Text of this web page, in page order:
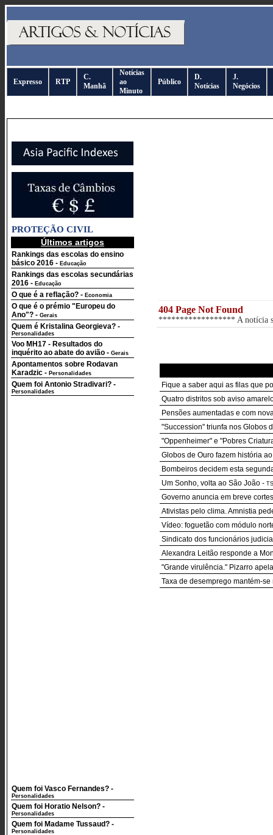
Expresso RTP
C.
Manhã
Notícias
ao
Minuto
Público
D.
Notícias
J.
Negócios
PROTEÇÃO CIVIL
Últimos artigos
Rankings das escolas do ensino
básico 2016 - Educação
Rankings das escolas secundárias
2016 - Educação
O que é a reflação? - Economia
O que é o prémio "Europeu do
Ano"? - Gerais
Quem é Kristalina Georgieva? -
Personalidades
Voo MH17 - Resultados do
inquérito ao abate do avião - Gerais
Apontamentos sobre Rodavan
Karadzic - Personalidades
Quem foi Antonio Stradivari? -
Personalidades
Quem foi Vasco Fernandes? -
Personalidades
Quem foi Horatio Nelson? -
Personalidades
Quem foi Madame Tussaud? -
Personalidades
404 Page Not Found
****************** A notícia
Fique a saber aqui as filas que
Quatro distritos sob aviso
Pensões aumentadas e com
"Succession" triunfa nos Globos
"Oppenheimer" e "Pobres
Globos de Ouro fazem história
Bombeiros decidem esta
Um Sonho, volta ao São João -
Governo anuncia em breve
Ativistas pelo clima. Amnistia
Vídeo: foguetão com módulo
Sindicato dos funcionários
Alexandra Leitão responde a
"Grande virulência." Pizarro
Taxa de desemprego mantém-se